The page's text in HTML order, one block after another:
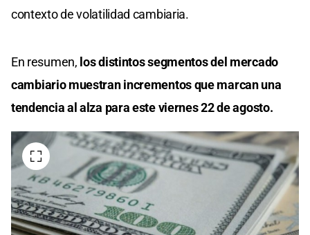
contexto de volatilidad cambiaria.
En resumen, los distintos segmentos del mercado
cambiario muestran incrementos que marcan una
tendencia al alza para este viernes 22 de agosto.